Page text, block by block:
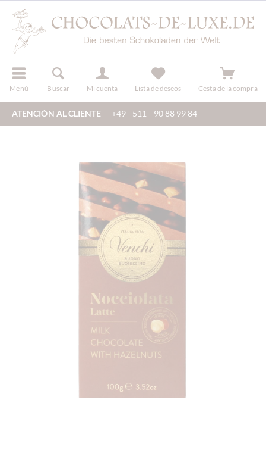
Menú Buscar Mi cuenta
registro Lista de deseos Cesta de la compra
ATENCIÓN AL CLIENTE +49 - 511 - 90 88 99 84